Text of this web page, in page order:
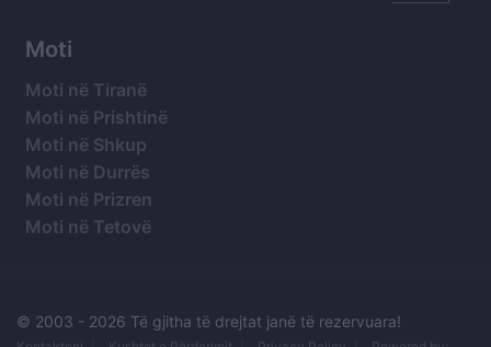
Moti
Moti në Tiranë
Moti në Prishtinë
Moti në Shkup
Moti në Durrës
Moti në Prizren
Moti në Tetovë
© 2003 - 2026 Të gjitha të drejtat janë të rezervuara!